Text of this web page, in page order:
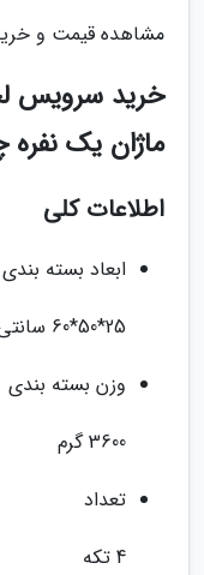
مشاهده قیمت و
خرید سرویس
ماژان یک نفره
اطلاعات کلی
ابعاد بسته بندی
25*50*60 سانتی متر
وزن بسته بندی
3600 گرم
تعداد
4 تکه